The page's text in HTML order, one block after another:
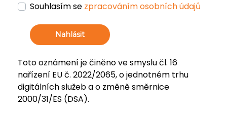
Souhlasím se zpracováním osobních údajů
Nahlásit
Toto oznámení je činěno ve smyslu čl. 16
nařízení EU č. 2022/2065, o jednotném trhu
digitálních služeb a o změně směrnice
2000/31/ES (DSA).